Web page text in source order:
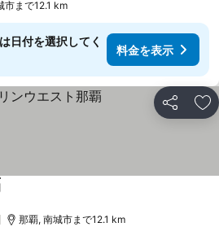
市まで12.1 km
日付を選択してく
料金を表示
シェア お
料金を表示
那覇, 南城市まで12.1 km